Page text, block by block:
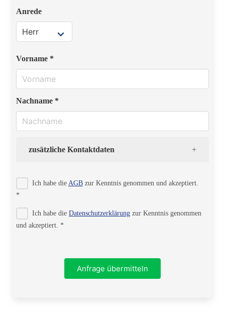
Anrede
Vorname *
Nachname *
zusätzliche Kontaktdaten
Ich habe die AGB zur Kenntnis genommen und akzeptiert.
*
Ich habe die Datenschutzerklärung zur Kenntnis genommen
und akzeptiert. *
Anfrage übermitteln